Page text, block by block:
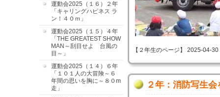
運動会2025（１６）２年
「キャリングハピネス ラ
ン！４０ｍ」
運動会2025（１５）４年
「THE GREATEST SHOW
MAN～刮目せよ 台風の
目～」
運動会2025（１４）６年
「１０１人の大冒険～６
年間の思いを胸に～８０m
走」
【２年生のページ】 2025-04-
２年：消防写生